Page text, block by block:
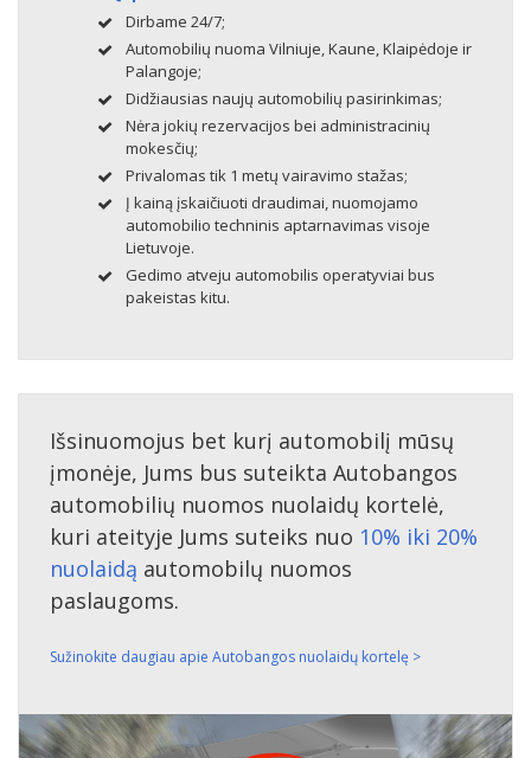
Dirbame 24/7;
Automobilių nuoma Vilniuje, Kaune, Klaipėdoje ir
Palangoje;
Didžiausias naujų automobilių pasirinkimas;
Nėra jokių rezervacijos bei administracinių
mokesčių;
Privalomas tik 1 metų vairavimo stažas;
Į kainą įskaičiuoti draudimai, nuomojamo
automobilio techninis aptarnavimas visoje
Lietuvoje.
Gedimo atveju automobilis operatyviai bus
pakeistas kitu.
Išsinuomojus bet kurį automobilį mūsų
įmonėje, Jums bus suteikta Autobangos
automobilių nuomos nuolaidų kortelė,
kuri ateityje Jums suteiks nuo 10% iki 20%
nuolaidą automobilų nuomos
paslaugoms.
Sužinokite daugiau apie Autobangos nuolaidų kortelę >